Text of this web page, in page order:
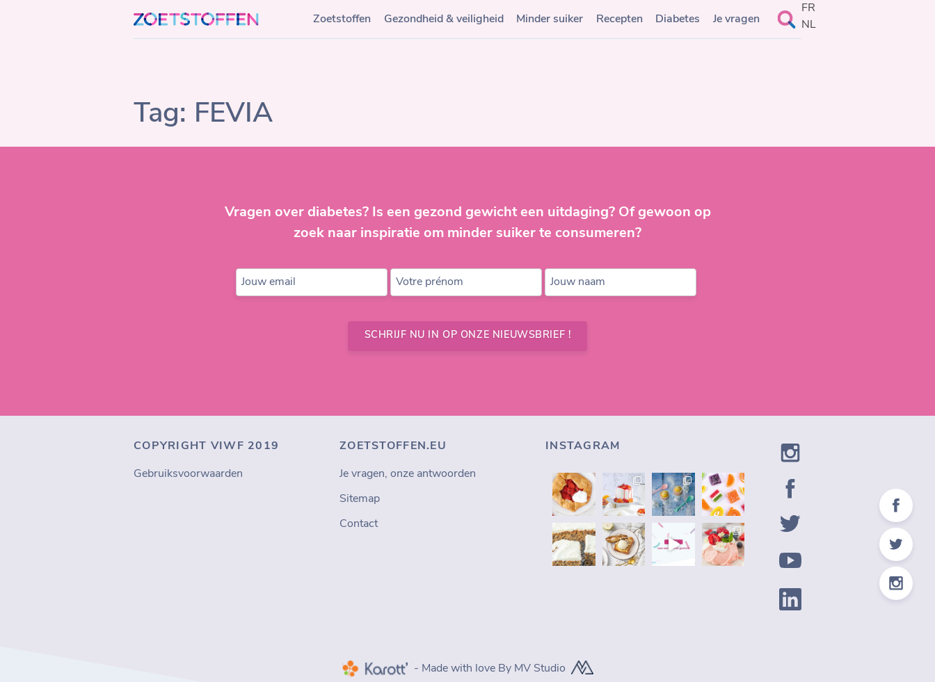
to
content
Zoetstoffen Gezondheid & veiligheid Minder suiker Recepten Diabetes Je vragen
Search
for:
FR
NL
Tag: FEVIA
Vragen over diabetes? Is een gezond gewicht een uitdaging? Of gewoon op
zoek naar inspiratie om minder suiker te consumeren?
Jouw email Votre prénom Jouw naam
SCHRIJF NU IN OP ONZE NIEUWSBRIEF !
COPYRIGHT VIWF 2019
Gebruiksvoorwaarden
ZOETSTOFFEN.EU
Je vragen, onze antwoorden
Sitemap
Contact
INSTAGRAM
- Made with love By MV Studio